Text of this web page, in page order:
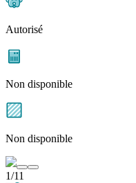
Autorisé
Non disponible
Non disponible
1/11